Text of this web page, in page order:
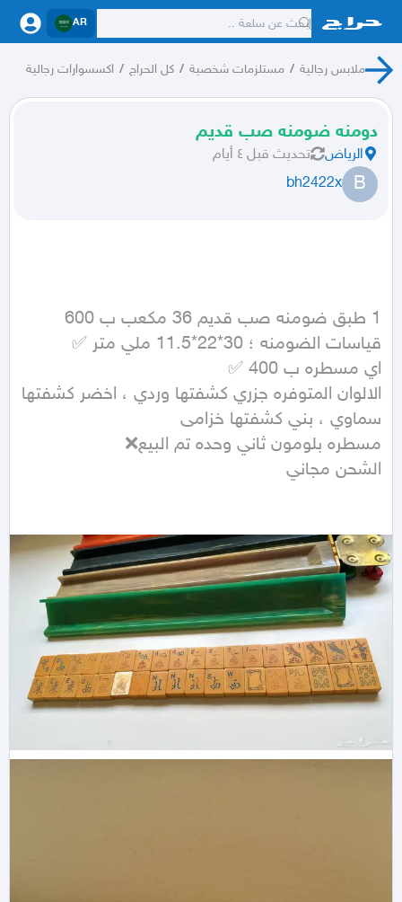
AR
ملابس رجالية / مستلزمات شخصية / كل الحراج / اكسسوارات رجالية
دومنه ضومنه صب قديم
الرياض تحديث قبل ٤ أيام
B
bh2422x
الشحن مجاني